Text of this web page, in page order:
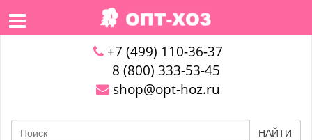
+7 (499) 110-36-37
8 (800) 333-53-45
shop@opt-hoz.ru
НАЙТИ